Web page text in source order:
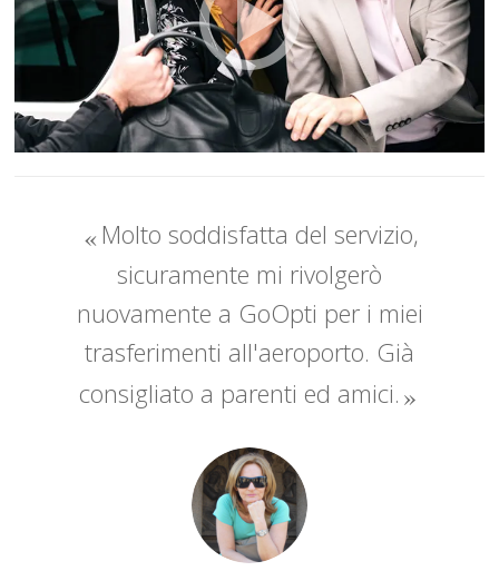
Molto soddisfatta del servizio,
sicuramente mi rivolgerò
nuovamente a GoOpti per i miei
trasferimenti all'aeroporto. Già
consigliato a parenti ed amici.